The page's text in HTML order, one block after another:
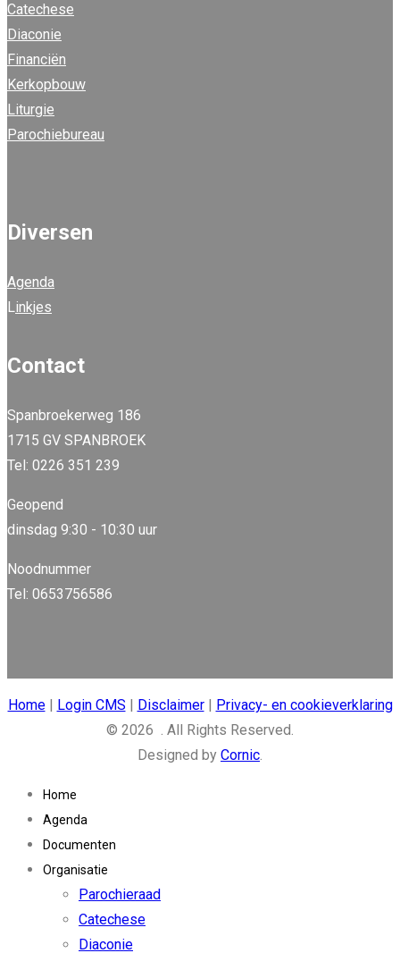
Catechese
Diaconie
Financiën
Kerkopbouw
Liturgie
Parochiebureau
Diversen
Agenda
Linkjes
Contact
Spanbroekerweg 186
1715 GV SPANBROEK
Tel: 0226 351 239
Geopend
dinsdag 9:30 - 10:30 uur
Noodnummer
Tel: 0653756586
Home| Login CMS | Disclaimer| Privacy- en cookieverklaring
© 2026 . All Rights Reserved.
Designed by Cornic
Home
Agenda
Documenten
Organisatie
Parochieraad
Catechese
Diaconie